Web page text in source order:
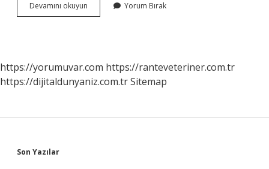
Devamını okuyun
Dönümde
Yorum Bırak
https://yorumuvar.com https://ranteveteriner.com.tr
https://dijitaldunyaniz.com.trSitemap
Sidebar
Son Yazılar